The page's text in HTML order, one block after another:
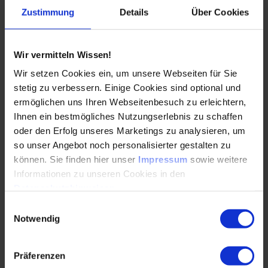
Zustimmung Details Über Cookies
Wir vermitteln Wissen!
Wir setzen Cookies ein, um unsere Webseiten für Sie
stetig zu verbessern. Einige Cookies sind optional und
ermöglichen uns Ihren Webseitenbesuch zu erleichtern,
Ihnen ein bestmögliches Nutzungserlebnis zu schaffen
oder den Erfolg unseres Marketings zu analysieren, um
so unser Angebot noch personalisierter gestalten zu
können. Sie finden hier unser Impressum sowie weitere
Informationen zu unseren Cookies in den
Notwendig
Präferenzen
Lernen Sie im Seminar "Cyber Security in
Fahrzeugen", wie Hacker vorgehen und wie Sie
Ihre Systeme richtig schützen.
Durchführungen
01. – 02.03.2027
Online
Alle Termine ansehen
Auch Inhouse buchbar
DETAILS & BUCHEN
Erkunden Sie die Welt von E/E in Fahrzeugen: von
Unser Seminar bietet Einblicke in Trends und